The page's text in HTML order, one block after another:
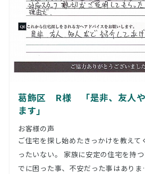
葛飾区 R様 「是非、友人や
ます」
お客様の声
ご住宅を探し始めたきっかけを教えて
ったいない。 家族に安定の住宅を持
でに困った事、不安だった事はあり